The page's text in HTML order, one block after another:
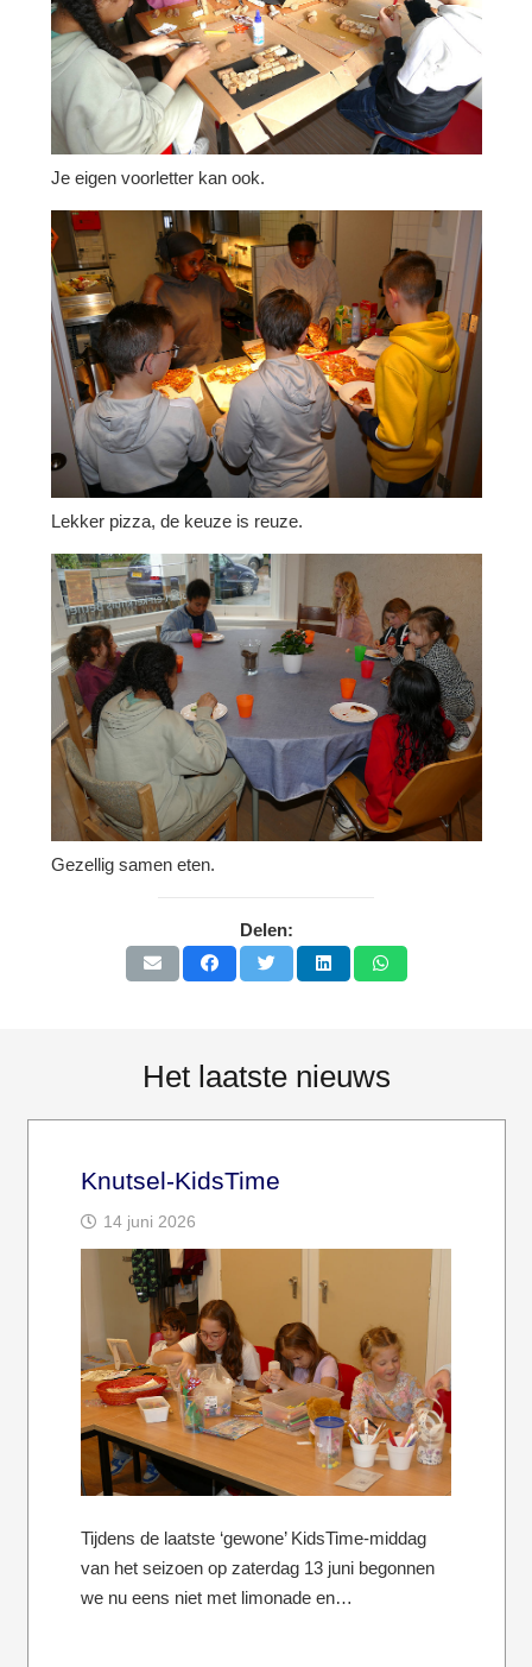
Je eigen voorletter kan ook.
Lekker pizza, de keuze is reuze.
Gezellig samen eten.
Delen:
Het laatste nieuws
Knutsel-KidsTime
14 juni 2026
Tijdens de laatste ‘gewone’ KidsTime-middag
van het seizoen op zaterdag 13 juni begonnen
we nu eens niet met limonade en…